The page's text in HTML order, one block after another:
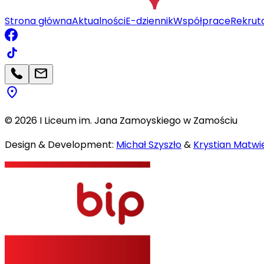
Strona głównaAktualnościE-dziennikWspółprace
©2026 I Liceum im. Jana Zamoyskiego w Zamościu
Design & Development: Michał Szyszło& Krystian